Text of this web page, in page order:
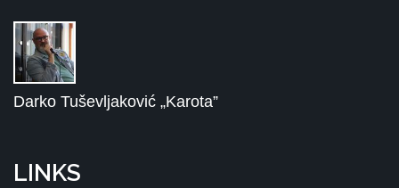
Darko Tuševljaković „Karota”
LINKS